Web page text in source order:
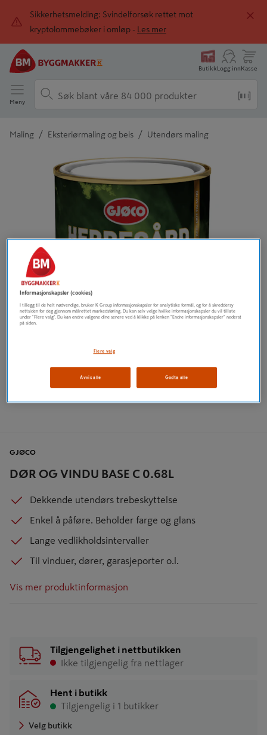
Sikkerhetsmelding: Svindelforsøk rettet mot
kryptolommebøker i omløp -
Les mer
ButikkLogg innKasse
Meny
Maling / Eksteriørmaling og beis / Utendørs maling
Detaljert beskrivelse finnes i produktbeskrivelsen
DØR OG VINDU BASE C 0.68L
GJØCO
Dekkende utendørs trebeskyttelse
Enkel å påføre. Beholder farge og glans
Lange vedlikholdsintervaller
Til vinduer, dører, garasjeporter o.l.
Vis mer produktinformasjon
Tilgjengelighet i nettbutikken
Ikke tilgjengelig fra nettlager
Hent i butikk
Tilgjengelig i 1 butikker
Velg butikk
Informasjonskapsler (cookies)
I tillegg til de helt nødvendige, bruker K Group informasjonskapsler for analytiske formål, og for å skreddersy
nettsiden for deg gjennom målrettet markedsføring. Du kan selv velge hvilke informasjonskapsler du vil tillate
under "Flere valg". Du kan endre valgene dine senere ved å klikke på lenken "Endre informasjonskapsler" nederst
på siden.
Flere valg
Avvis alle Godta alle